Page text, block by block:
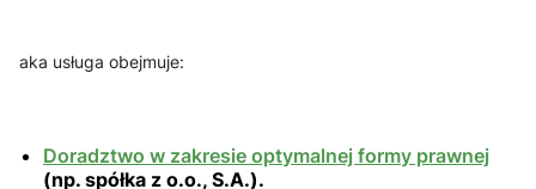
aka usługa obejmuje:
Doradztwo w zakresie optymalnej formy prawnej
(np. spółka z o.o., S.A.).